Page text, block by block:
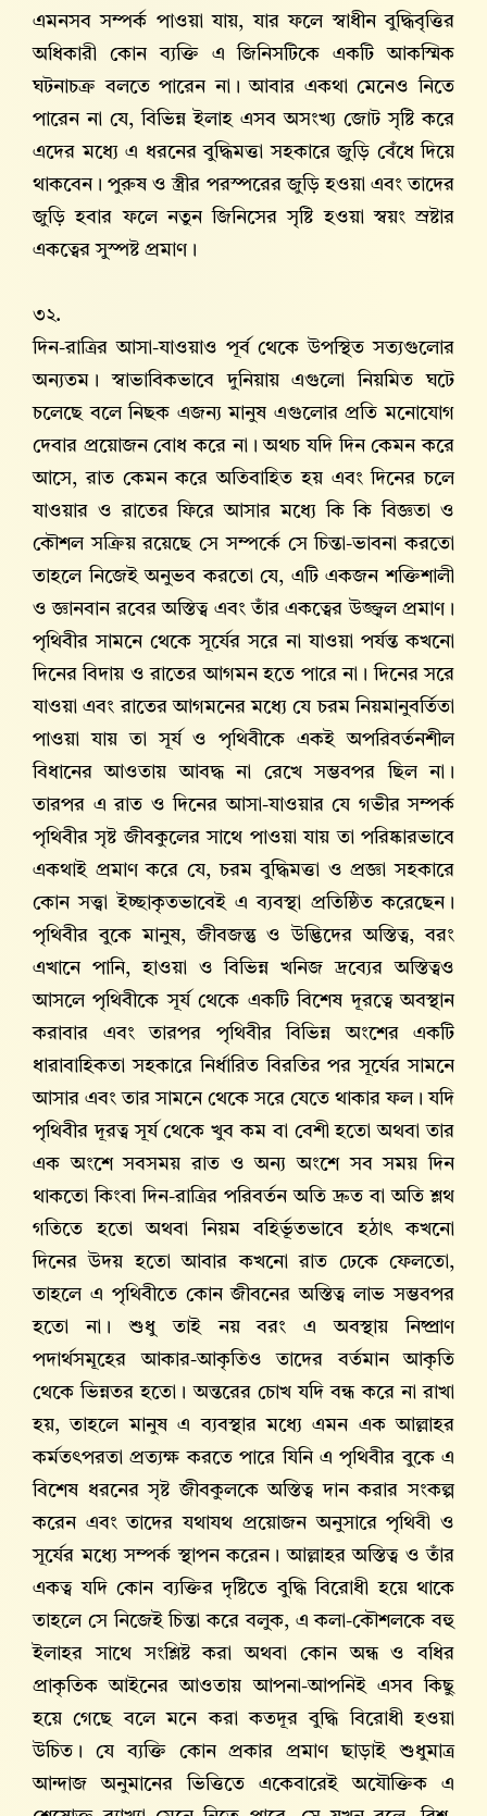
এমনসব সম্পর্ক পাওয়া যায়, যার ফলে স্বাধীন বুদ্ধিবৃত্তির
অধিকারী কোন ব্যক্তি এ জিনিসটিকে একটি আকস্মিক
ঘটনাচক্র বলতে পারেন না। আবার একথা মেনেও নিতে
পারেন না যে, বিভিন্ন ইলাহ এসব অসংখ্য জোট সৃষ্টি করে
এদের মধ্যে এ ধরনের বুদ্ধিমত্তা সহকারে জুড়ি বেঁধে দিয়ে
থাকবেন। পুরুষ ও স্ত্রীর পরস্পরের জুড়ি হওয়া এবং তাদের
জুড়ি হবার ফলে নতুন জিনিসের সৃষ্টি হওয়া স্বয়ং স্রষ্টার
একত্বের সুস্পষ্ট প্রমাণ।
৩২.
দিন-রাত্রির আসা-যাওয়াও পূর্ব থেকে উপস্থিত সত্যগুলোর
অন্যতম। স্বাভাবিকভাবে দুনিয়ায় এগুলো নিয়মিত ঘটে
চলেছে বলে নিছক এজন্য মানুষ এগুলোর প্রতি মনোযোগ
দেবার প্রয়োজন বোধ করে না। অথচ যদি দিন কেমন করে
আসে, রাত কেমন করে অতিবাহিত হয় এবং দিনের চলে
যাওয়ার ও রাতের ফিরে আসার মধ্যে কি কি বিজ্ঞতা ও
কৌশল সক্রিয় রয়েছে সে সম্পর্কে সে চিন্তা-ভাবনা করতো
তাহলে নিজেই অনুভব করতো যে, এটি একজন শক্তিশালী
ও জ্ঞানবান রবের অস্তিত্ব এবং তাঁর একত্বের উজ্জ্বল প্রমাণ।
পৃথিবীর সামনে থেকে সূর্যের সরে না যাওয়া পর্যন্ত কখনো
দিনের বিদায় ও রাতের আগমন হতে পারে না। দিনের সরে
যাওয়া এবং রাতের আগমনের মধ্যে যে চরম নিয়মানুবর্তিতা
পাওয়া যায় তা সূর্য ও পৃথিবীকে একই অপরিবর্তনশীল
বিধানের আওতায় আবদ্ধ না রেখে সম্ভবপর ছিল না।
তারপর এ রাত ও দিনের আসা-যাওয়ার যে গভীর সম্পর্ক
পৃথিবীর সৃষ্ট জীবকুলের সাথে পাওয়া যায় তা পরিষ্কারভাবে
একথাই প্রমাণ করে যে, চরম বুদ্ধিমত্তা ও প্রজ্ঞা সহকারে
কোন সত্ত্বা ইচ্ছাকৃতভাবেই এ ব্যবস্থা প্রতিষ্ঠিত করেছেন।
পৃথিবীর বুকে মানুষ, জীবজন্তু ও উদ্ভিদের অস্তিত্ব, বরং
এখানে পানি, হাওয়া ও বিভিন্ন খনিজ দ্রব্যের অস্তিত্বও
আসলে পৃথিবীকে সূর্য থেকে একটি বিশেষ দূরত্বে অবস্থান
করাবার এবং তারপর পৃথিবীর বিভিন্ন অংশের একটি
ধারাবাহিকতা সহকারে নির্ধারিত বিরতির পর সূর্যের সামনে
আসার এবং তার সামনে থেকে সরে যেতে থাকার ফল। যদি
পৃথিবীর দূরত্ব সূর্য থেকে খুব কম বা বেশী হতো অথবা তার
এক অংশে সবসময় রাত ও অন্য অংশে সব সময় দিন
থাকতো কিংবা দিন-রাত্রির পরিবর্তন অতি দ্রুত বা অতি শ্লথ
গতিতে হতো অথবা নিয়ম বহির্ভূতভাবে হঠাৎ কখনো
দিনের উদয় হতো আবার কখনো রাত ঢেকে ফেলতো,
তাহলে এ পৃথিবীতে কোন জীবনের অস্তিত্ব লাভ সম্ভবপর
হতো না। শুধু তাই নয় বরং এ অবস্থায় নিষ্প্রাণ
পদার্থসমূহের আকার-আকৃতিও তাদের বর্তমান আকৃতি
থেকে ভিন্নতর হতো। অন্তরের চোখ যদি বন্ধ করে না রাখা
হয়, তাহলে মানুষ এ ব্যবস্থার মধ্যে এমন এক আল্লাহর
কর্মতৎপরতা প্রত্যক্ষ করতে পারে যিনি এ পৃথিবীর বুকে এ
বিশেষ ধরনের সৃষ্ট জীবকুলকে অস্তিত্ব দান করার সংকল্প
করেন এবং তাদের যথাযথ প্রয়োজন অনুসারে পৃথিবী ও
সূর্যের মধ্যে সম্পর্ক স্থাপন করেন। আল্লাহ‌র অস্তিত্ব ও তাঁর
একত্ব যদি কোন ব্যক্তির দৃষ্টিতে বুদ্ধি বিরোধী হয়ে থাকে
তাহলে সে নিজেই চিন্তা করে বলুক, এ কলা-কৌশলকে বহু
ইলাহর সাথে সংশ্লিষ্ট করা অথবা কোন অন্ধ ও বধির
প্রাকৃতিক আইনের আওতায় আপনা-আপনিই এসব কিছু
হয়ে গেছে বলে মনে করা কতদূর বুদ্ধি বিরোধী হওয়া
উচিত। যে ব্যক্তি কোন প্রকার প্রমাণ ছাড়াই শুধুমাত্র
আন্দাজ অনুমানের ভিত্তিতে একেবারেই অযৌক্তিক এ